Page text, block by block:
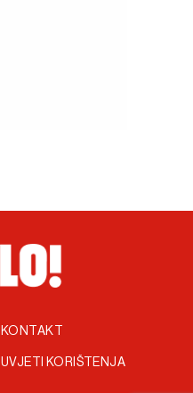
KONTAKT
UVJETI KORIŠTENJA